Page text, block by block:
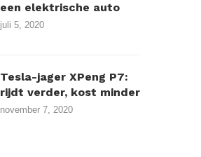
een elektrische auto
juli 5, 2020
Tesla-jager XPeng P7:
rijdt verder, kost minder
november 7, 2020